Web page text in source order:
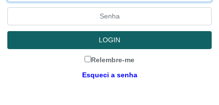
LOGIN
Relembre-me
Esqueci a senha